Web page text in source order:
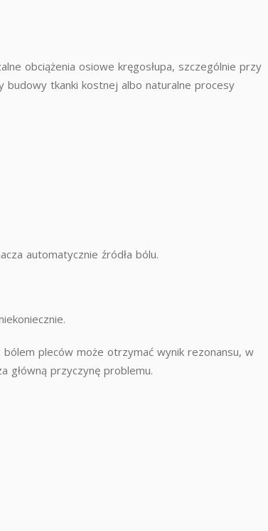
obciążenia osiowe kręgosłupa, szczególnie przy
budowy tkanki kostnej albo naturalne procesy
automatycznie źródła bólu.
pleców może otrzymać wynik rezonansu, w
główną przyczynę problemu.